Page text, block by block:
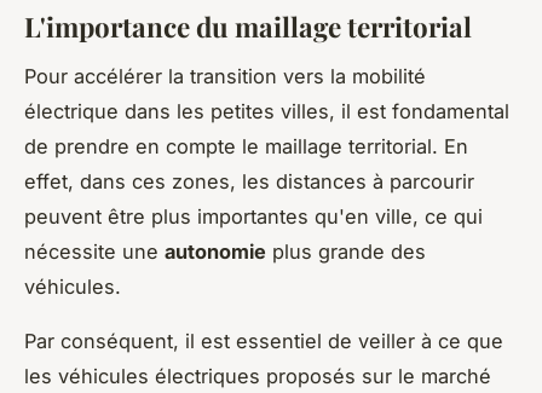
L'importance du maillage territorial
Pour accélérer la transition vers la mobilité
électrique dans les petites villes, il est fondamental
de prendre en compte le maillage territorial. En
effet, dans ces zones, les distances à parcourir
peuvent être plus importantes qu'en ville, ce qui
nécessite une autonomie plus grande des
véhicules.
Par conséquent, il est essentiel de veiller à ce que
les véhicules électriques proposés sur le marché